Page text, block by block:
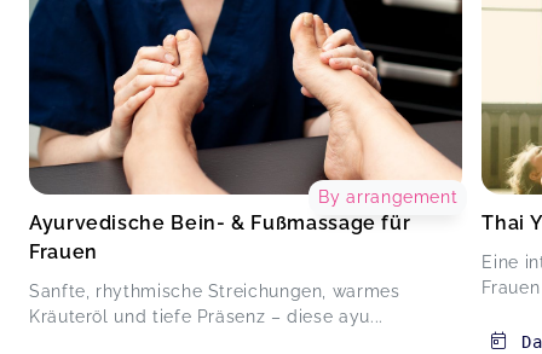
Ayurvedische Bein- & Fußmassage für
Frauen
Sanfte, rhythmische Streichungen, warmes
Kräuteröl und tiefe Präsenz – diese ayu...
By arrangement
Thai
Eine